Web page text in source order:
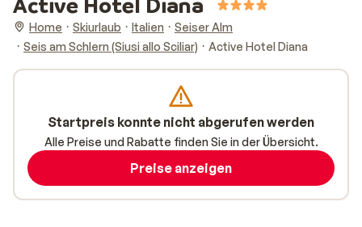
Home Skiurlaub Italien
Seiser Alm
Seis am Schlern (Siusi allo Sciliar)
Active Hotel Diana
Startpreis konnte nicht abgerufen werden
Alle Preise und Rabatte finden Sie in der Übersicht.
Preise anzeigen